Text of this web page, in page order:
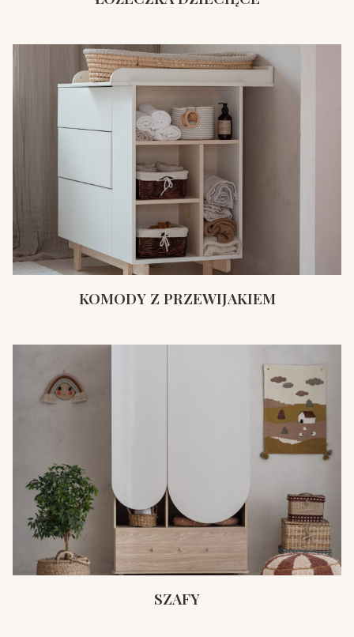
KOMODY Z PRZEWIJAKIEM
SZAFY